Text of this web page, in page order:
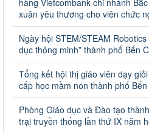
giáo dục khác thuộc thẩm
và Đào tạo, Ủy ban nhân dân
Quyết định công bố thủ tục hành
giáo dục đào tạo thuộc hệ giáo dục
khác thuộc thẩm quyền giải quyết
Ủy ban nhân dân cấp huyện
Ngày ban hành: 30/09/2024
Hướng dẫn thực hiện nhiệm vụ
2024-2025
hàng Vietcombank chi nhánh
xuân yêu thương cho viên chức
Ngày hội STEM/STEAM
dục thông minh” thành phố Bến
Tổng kết hội thị giáo viên dạy
cấp học mầm non thành phố
Phòng Giáo dục và Đào tạo
trại truyền thống lần thứ IX năm